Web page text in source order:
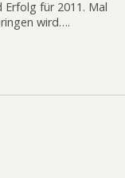
Erfolg für 2011. Mal
wird….